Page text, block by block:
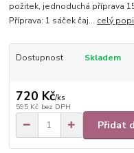
požitek, jednoduchá příprava
Příprava: 1 sáček čaj... celý
Dostupnost Skladem
720 Kč/ks
595 Kč bez DPH
Přidat